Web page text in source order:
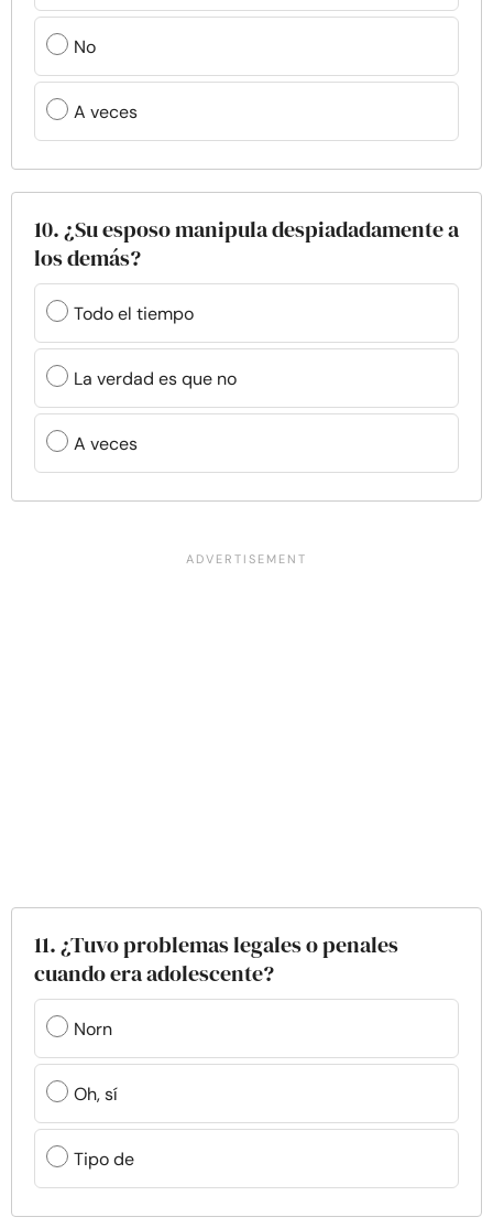
No
A veces
10. ¿Su esposo manipula despiadadamente a
los demás?
Todo el tiempo
La verdad es que no
A veces
11. ¿Tuvo problemas legales o penales
cuando era adolescente?
Norn
Oh, sí
Tipo de